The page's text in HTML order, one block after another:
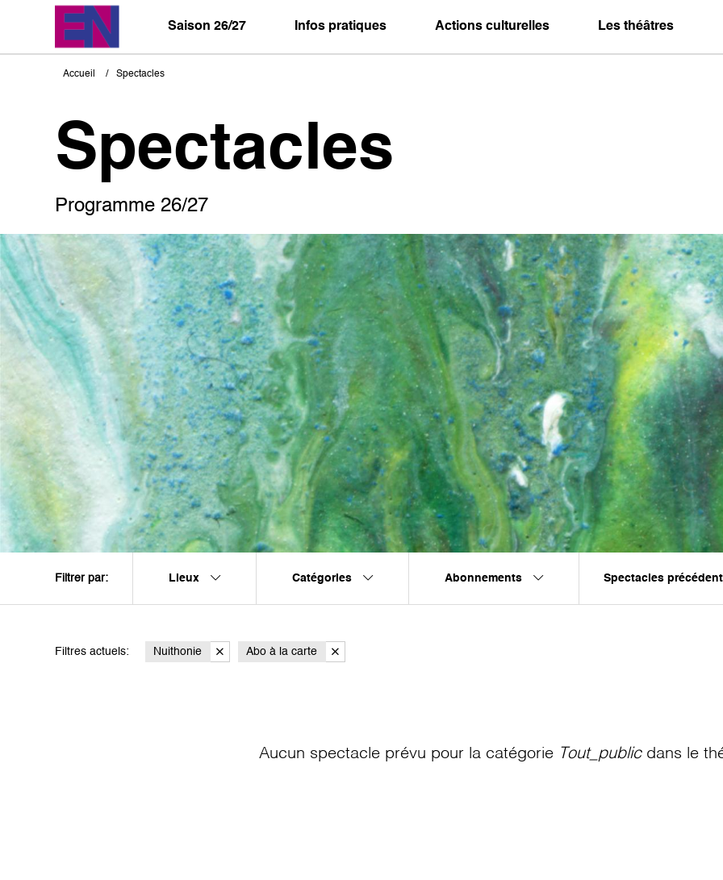
Saison 26/27 Infos pratiques Actions culturelles Les théâtres
Fil
Accueil Spectacles
Spectacles
Programme 26/27
Filtrer par: Lieux Catégories Abonnements Spectacles
Filtres actuels: Nuithonie Abo à la carte
Aucun spectacle prévu pour la catégorie Tout_publicdans le